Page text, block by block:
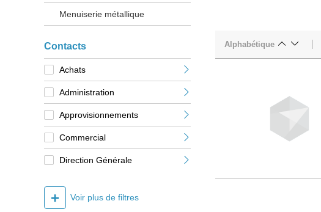
Menuiserie métallique
Contacts
Achats
Administration
Approvisionnements
Commercial
Direction Générale
+ Voir plus de filtres
Alphabétique